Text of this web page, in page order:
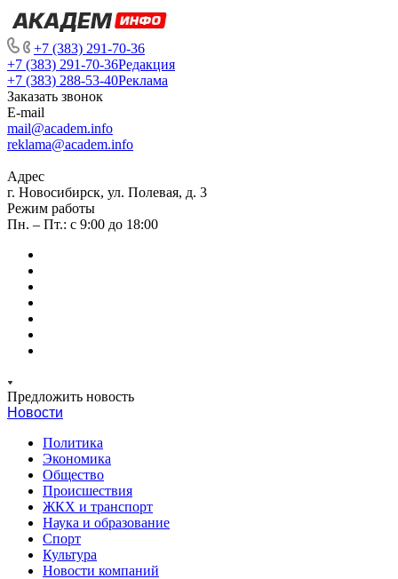
+7 (383) 291-70-36
+7 (383) 291-70-36Редакция
+7 (383) 288-53-40Реклама
Заказать звонок
E-mail
mail@academ.info
reklama@academ.info
Адрес
г. Новосибирск, ул. Полевая, д. 3
Режим работы
Пн. – Пт.: с 9:00 до 18:00
Предложить новость
Новости
Политика
Экономика
Общество
Происшествия
ЖКХ и транспорт
Наука и образование
Спорт
Культура
Новости компаний